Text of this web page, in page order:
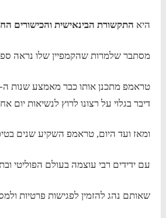
היא התקשורת הבינאישית והכישורים
מסתבר שלמרות שהקמפיין שלו נראה
דיבר בגלוי על רצונו לרוץ לנשיאות יום
ומאז ועד היום, טראמפ השקיע שנים
עם ידידים רבי עוצמה בעולם הפוליטי
שאותם נהג להזמין לפגישות פרטיות